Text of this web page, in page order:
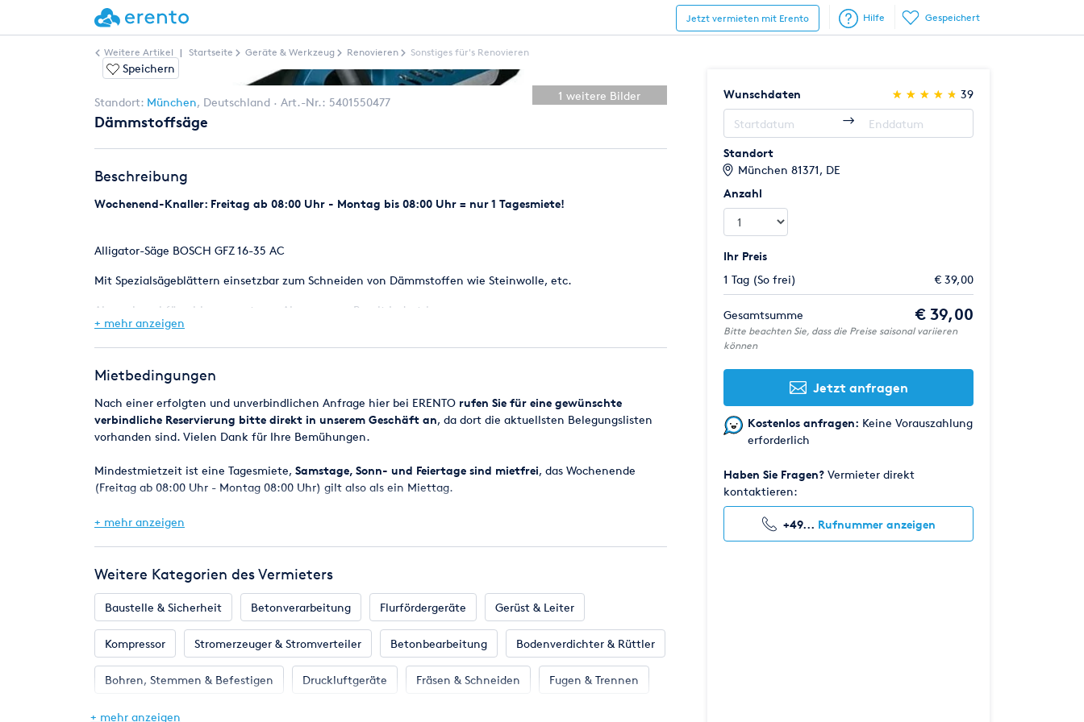
Gespeichert
Jetzt vermieten mit Erento Hilfe
Weitere Artikel | Startseite Geräte & Werkzeug Renovieren Sonstiges für's Renovieren
Speichern
1 weitere Bilder
Standort: München, Deutschland Art.-Nr.: 5401550477
Dämmstoffsäge
Beschreibung
Wochenend-Knaller: Freitag ab 08:00 Uhr - Montag bis 08:00 Uhr = nur 1 Tagesmiete!
Alligator-Säge BOSCH GFZ 16-35 AC
Mit Spezialsägeblättern einsetzbar zum Schneiden von Dämmstoffen wie Steinwolle, etc.
Absaugkanal für wirksame externe Absaugung z.B. mit Industriesauger.
Absaugkanal für wirksame externe Absaugung z.B. mit Industriesauger.
BOSCH GFZ 16-35 AC:
Nennaufnahmeleistung 1.600 W
Gewicht ohne Kabel 5,2 kg
Schwert, Länge 350 mm
+ mehr anzeigen
Mietbedingungen
Nach einer erfolgten und unverbindlichen Anfrage hier bei ERENTO rufen Sie für eine gewünschte
verbindliche Reservierung bitte direkt in unserem Geschäft an, da dort die aktuellsten Belegungslisten
vorhanden sind. Vielen Dank für Ihre Bemühungen.
Mindestmietzeit ist eine Tagesmiete, Samstage, Sonn- und Feiertage sind mietfrei, das Wochenende
(Freitag ab 08:00 Uhr - Montag 08:00 Uhr) gilt also als ein Miettag.
Bei Reservierungen werden die Geräte in der Regel ab 8.00 Uhr bereitgestellt, der Miettag endet
Eine Verfügbarkeitsgarantie kann jedoch nicht zugesagt werden, da es vorkommen kann, dass zugesagte
selbstverständlich alles daran setzen, in jedem Fall eine entsprechende Maschine für Sie parat zu haben.
Mietpreise und Kaution
Die angegebenen Mietpreise beziehen sich auf einen Miettag incl. der gesetzlichen Mehrwertsteuer.
Die Kaution ist bei Mietbeginn zu entrichten nur per EC-KARTE MIT PIN oder Kreditkarte (MasterCard -
VISA - AmericanExpress).
+ mehr anzeigen
Weitere Kategorien des Vermieters
Baustelle & Sicherheit Betonverarbeitung Flurfördergeräte Gerüst & Leiter
Kompressor Stromerzeuger & Stromverteiler Betonbearbeitung Bodenverdichter & Rüttler
Bohren, Stemmen & Befestigen Druckluftgeräte Fräsen & Schneiden Fugen & Trennen
Gartengeräte
+ mehr anzeigen
Wunschdaten (*)
★
★
(*) ★
★
(*) ★
★
(*) ★
★
(*) ★
★ 39
Standort
München 81371, DE
Anzahl
Ihr Preis
1 Tag (So frei)
€ 39,00
Gesamtsumme € 39,00
Bitte beachten Sie, dass die Preise saisonal variieren
können
Jetzt anfragen
Kostenlos anfragen: Keine Vorauszahlung
erforderlich
Haben Sie Fragen? Vermieter direkt
kontaktieren:
+49... Rufnummer anzeigen